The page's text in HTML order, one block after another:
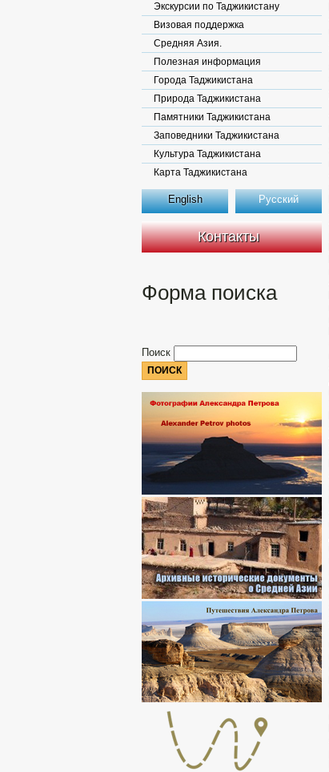
Экскурсии по Таджикистану
Визовая поддержка
Средняя Азия.
Полезная информация
Города Таджикистана
Природа Таджикистана
Памятники Таджикистана
Заповедники Таджикистана
Культура Таджикистана
Карта Таджикистана
English Русский
Контакты
Форма поиска
Поиск